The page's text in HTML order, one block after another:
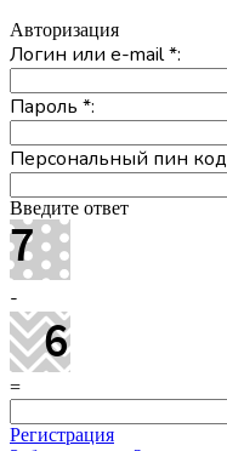
Авторизация
Логин или e-mail*:
Пароль *:
Персональный пин
Введите ответ
-
=
Регистрация